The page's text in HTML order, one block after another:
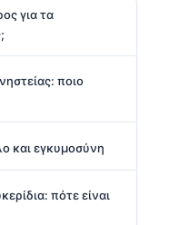
για τα
ποιο
και εγκυμοσύνη
πότε είναι